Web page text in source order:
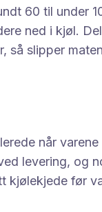
60 til under
ned i kjøl.
så slipper
når
levering, og
kjølekjede før